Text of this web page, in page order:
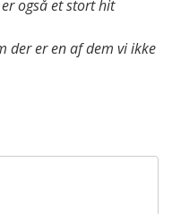
også et stort hit
der er en af dem vi ikke